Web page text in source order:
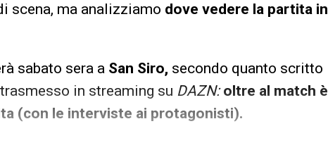
scena, ma analizziamo dove vedere la partita in
sabato sera a San Siro, secondo quanto scritto
in streaming su DAZN: oltre al match è
(con le interviste ai protagonisti).